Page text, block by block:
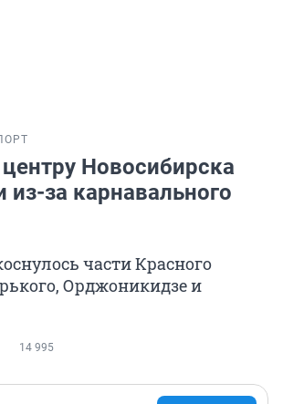
Новосибирска
за карнавального
части Красного
Орджоникидзе и
14 995